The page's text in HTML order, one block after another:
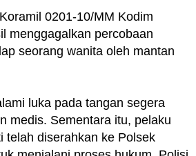
0201-10/MM Kodim
menggagalkan percobaan
seorang wanita oleh mantan
luka pada tangan segera
medis. Sementara itu, pelaku
telah diserahkan ke Polsek